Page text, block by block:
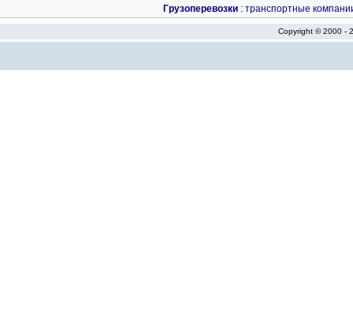
Грузоперевозки : транспортные
Copyright © 2000 -